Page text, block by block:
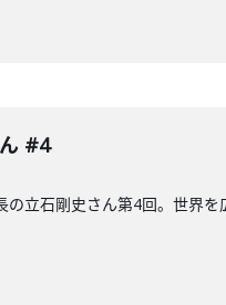
#4
立石剛史さん第4回。世界